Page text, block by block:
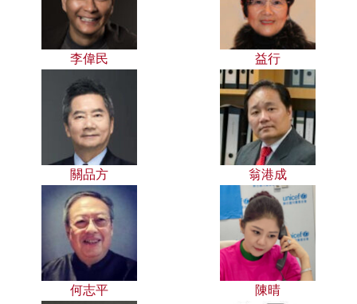
李偉民 益行
關品方 翁港成
何志平 陳晴